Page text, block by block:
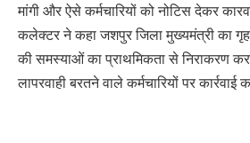
मांगी और ऐसे कर्मचारियों को नोटिस देकर
कलेक्टर ने कहा जशपुर जिला मुख्यमंत्री का
की समस्याओं का प्राथमिकता से निराकरण
लापरवाही बरतने वाले कर्मचारियों पर